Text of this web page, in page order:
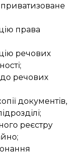
права
речових
речових
документів,
реєстру